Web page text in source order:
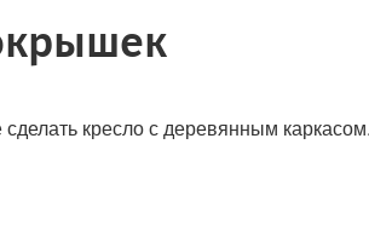
кресло с деревянным